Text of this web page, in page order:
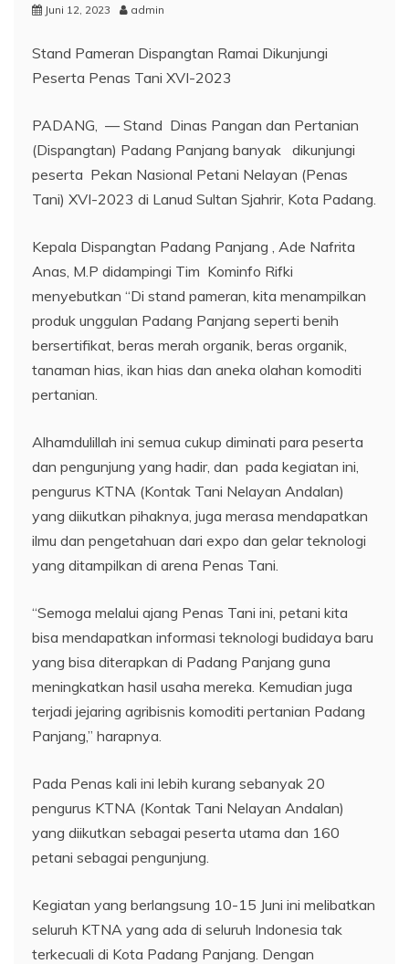
Juni 12, 2023 admin
Stand Pameran Dispangtan Ramai Dikunjungi
Peserta Penas Tani XVI-2023
PADANG, — Stand Dinas Pangan dan Pertanian
(Dispangtan) Padang Panjang banyak dikunjungi
peserta Pekan Nasional Petani Nelayan (Penas
Tani) XVI-2023 di Lanud Sultan Sjahrir, Kota Padang.
Kepala Dispangtan Padang Panjang , Ade Nafrita
Anas, M.P didampingi Tim Kominfo Rifki
menyebutkan “Di stand pameran, kita menampilkan
produk unggulan Padang Panjang seperti benih
bersertifikat, beras merah organik, beras organik,
tanaman hias, ikan hias dan aneka olahan komoditi
pertanian.
Alhamdulillah ini semua cukup diminati para peserta
dan pengunjung yang hadir, dan pada kegiatan ini,
pengurus KTNA (Kontak Tani Nelayan Andalan)
yang diikutkan pihaknya, juga merasa mendapatkan
ilmu dan pengetahuan dari expo dan gelar teknologi
yang ditampilkan di arena Penas Tani.
“Semoga melalui ajang Penas Tani ini, petani kita
bisa mendapatkan informasi teknologi budidaya baru
yang bisa diterapkan di Padang Panjang guna
meningkatkan hasil usaha mereka. Kemudian juga
terjadi jejaring agribisnis komoditi pertanian Padang
Panjang,” harapnya.
Pada Penas kali ini lebih kurang sebanyak 20
pengurus KTNA (Kontak Tani Nelayan Andalan)
yang diikutkan sebagai peserta utama dan 160
petani sebagai pengunjung.
Kegiatan yang berlangsung 10-15 Juni ini melibatkan
seluruh KTNA yang ada di seluruh Indonesia tak
terkecuali di Kota Padang Panjang. Dengan